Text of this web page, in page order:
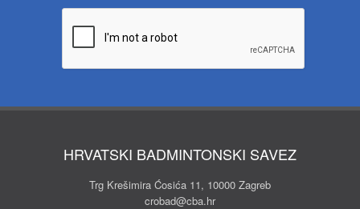
HRVATSKI BADMINTONSKI SAVEZ
Trg Krešimira Ćosića 11, 10000 Zagreb
crobad@cba.hr